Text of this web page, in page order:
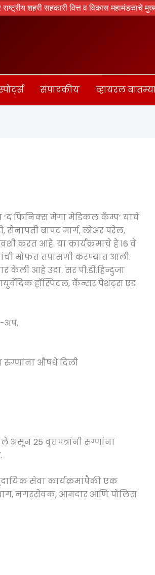
शहरी सहकारी वित्त व विकास महामंडळाचे मुख्यालय
संपादकीय व्हायरल
‘द फिनिक्स मेगा मेडिकल कॅम्प’ याचें
सेनापती बापट मार्ग, लोअर परेल,
करत आहे. या कार्यक्रमाचे हे 16 वे
मोफत तपासणी करण्यात आली.
केली आहे उदा. सर पी.डी.हिन्दुजा
हॉस्पिटल, कॅन्सर पेशंट्स एड
अप,
औषधे दिली
25 वृत्तपत्रांनी रुग्णांना
सेवा कार्यक्रमांपैकी एक
नगरसेवक, आमदार आणि पोलिस